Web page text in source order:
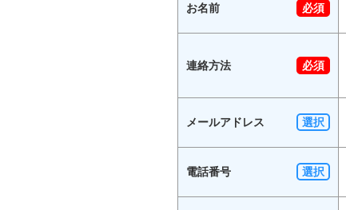
お名前 必須
連絡方法 必須
メールアドレス 選択
電話番号 選択